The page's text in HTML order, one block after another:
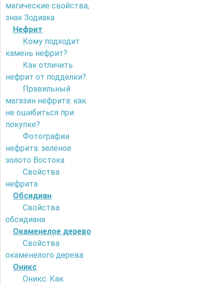
магические свойства,
знак Зодиака
Нефрит
Кому подходит
камень нефрит?
Как отличить
нефрит от подделки?
Правильный
магазин нефрита: как
не ошибиться при
покупке?
Фотографии
нефрита: зеленое
золото Востока
Свойства
нефрита
Обсидиан
Свойства
обсидиана
Окаменелое дерево
Свойства
окаменелого дерева
Оникс
Оникс. Как